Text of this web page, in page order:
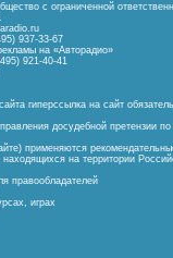
с ограниченной
937-33-67
на «Авторадио»
921-40-41
гиперссылка на сайт
досудебной претензии
применяются
находящихся на территории
правообладателей
играх